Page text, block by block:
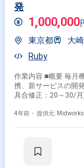
発
1,000,000
東京都
大
Ruby
作業内容 ■概要 毎月
携、新サービスの開
具合修正：20～30/月) ・職
JavaScript) ・新規機能の設計・開発 ■開発
■DB：MySQL
4年前・ 提供元: Midworks